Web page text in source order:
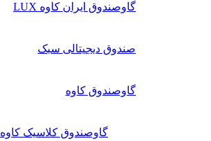
گاوصندوق ایران کاوه LUX
صندوق دیجیتالی سبک
گاوصندوق کاوه
گاوصندوق کلاسیک کاوه